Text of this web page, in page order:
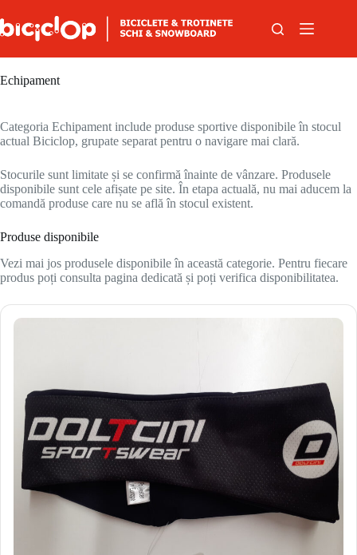
Echipament
Categoria Echipament include produse sportive disponibile în stocul
actual Biciclop, grupate separat pentru o navigare mai clară.
Stocurile sunt limitate și se confirmă înainte de vânzare. Produsele
disponibile sunt cele afișate pe site. În etapa actuală, nu mai aducem la
comandă produse care nu se află în stocul existent.
Produse disponibile
Vezi mai jos produsele disponibile în această categorie. Pentru fiecare
produs poți consulta pagina dedicată și poți verifica disponibilitatea.